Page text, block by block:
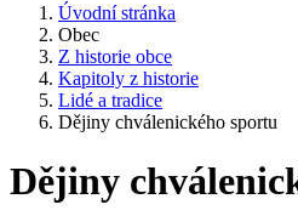
Úvodní stránka
Obec
Z historie obce
Kapitoly z historie
Lidé a tradice
Dějiny chválenického sportu
Dějiny